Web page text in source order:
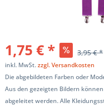
1,75 € * 3,95 € *
inkl. MwSt.zzgl. Versandkosten
Die abgebildeten Farben oder
Aus den gezeigten Bildern
abgeleitet werden. Alle